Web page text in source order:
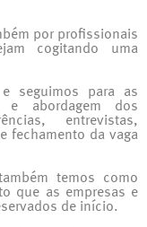
por profissionais
cogitando uma
seguimos para as
abordagem dos
entrevistas,
fechamento da vaga
temos como
que as empresas e
de início.